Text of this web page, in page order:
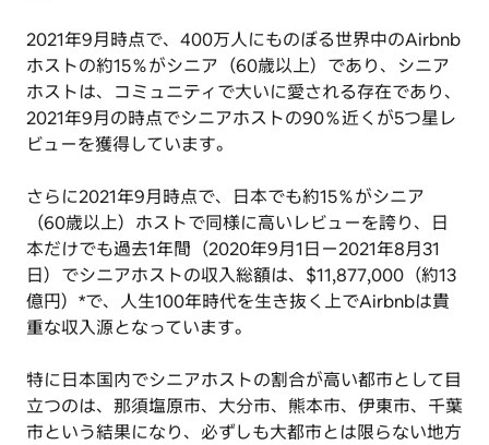
2021年9月時点で、400万人にものぼる世界中のAirbnb
ホストの約15％がシニア（60歳以上）であり、シニア
ホストは、コミュニティで大いに愛される存在であり、
2021年9月の時点でシニアホストの90％近くが5つ星レ
ビューを獲得しています。
さらに2021年9月時点で、日本でも約15％がシニア
（60歳以上）ホストで同様に高いレビューを誇り、日
本だけでも過去1年間（2020年9月1日ー2021年8月31
日）でシニアホストの収入総額は、$11,877,000（約13
億円）*で、人生100年時代を生き抜く上でAirbnbは貴
重な収入源となっています。
特に日本国内でシニアホストの割合が高い都市として目
立つのは、那須塩原市、大分市、熊本市、伊東市、千葉
市という結果になり、必ずしも大都市とは限らない地方